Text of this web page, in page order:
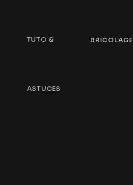
TUTO &
ASTUCES
BRICOLAGE